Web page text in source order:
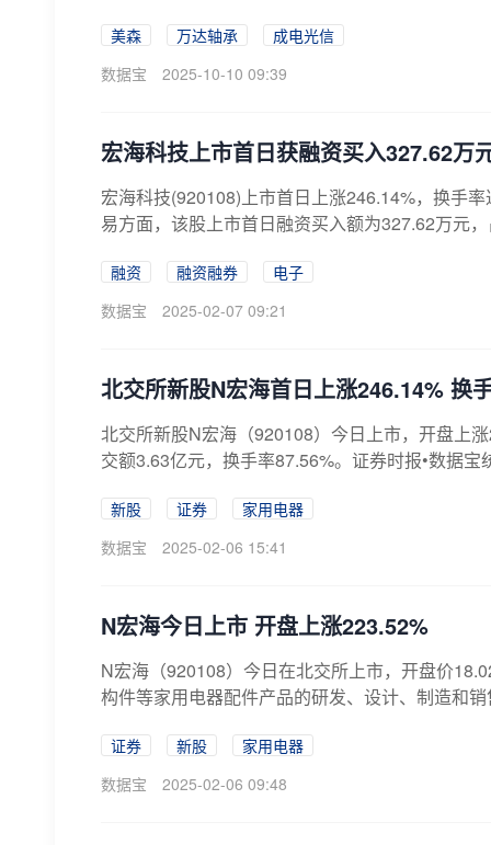
美森 万达轴承
成电光信
数据宝
2025-10-10 09:39
宏海科技上市首日获融资买入327.62万
宏海科技(920108)上市首日上涨246.14%，换手
易方面，该股上市首日融资买入额为327.62万元
融资 融资融券
电子
数据宝
2025-02-07 09:21
北交所新股N宏海首日上涨246.14% 换
北交所新股N宏海（920108）今日上市，开盘上
交额3.63亿元，换手率87.56%。证券时报•数据
新股 证券
家用电器
数据宝
2025-02-06 15:41
N宏海今日上市 开盘上涨223.52%
N宏海（920108）今日在北交所上市，开盘价
构件等家用电器配件产品的研发、设计、制造和
证券 新股
家用电器
数据宝
2025-02-06 09:48